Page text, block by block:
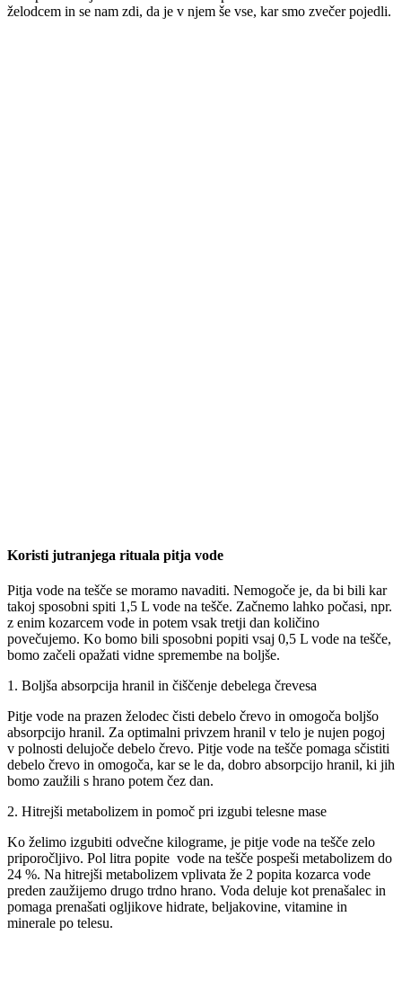
želodcem in se nam zdi, da je v njem še vse, kar smo zvečer pojedli.
Koristi jutranjega rituala pitja vode
Pitja vode na tešče se moramo navaditi. Nemogoče je, da bi bili kar
takoj sposobni spiti 1,5 L vode na tešče. Začnemo lahko počasi, npr.
z enim kozarcem vode in potem vsak tretji dan količino
povečujemo. Ko bomo bili sposobni popiti vsaj 0,5 L vode na tešče,
bomo začeli opažati vidne spremembe na boljše.
1. Boljša absorpcija hranil in čiščenje debelega črevesa
Pitje vode na prazen želodec čisti debelo črevo in omogoča boljšo
absorpcijo hranil. Za optimalni privzem hranil v telo je nujen pogoj
v polnosti delujoče debelo črevo. Pitje vode na tešče pomaga sčistiti
debelo črevo in omogoča, kar se le da, dobro absorpcijo hranil, ki jih
bomo zaužili s hrano potem čez dan.
2. Hitrejši metabolizem in pomoč pri izgubi telesne mase
Ko želimo izgubiti odvečne kilograme, je pitje vode na tešče zelo
priporočljivo. Pol litra popite vode na tešče pospeši metabolizem do
24 %. Na hitrejši metabolizem vplivata že 2 popita kozarca vode
preden zaužijemo drugo trdno hrano. Voda deluje kot prenašalec in
pomaga prenašati ogljikove hidrate, beljakovine, vitamine in
minerale po telesu.